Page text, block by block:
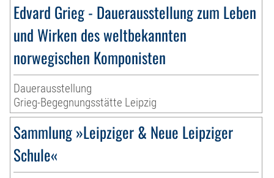
Edvard Grieg - Dauerausstellung zum Leben
und Wirken des weltbekannten
norwegischen Komponisten
Dauerausstellung
Grieg-Begegnungsstätte Leipzig
Sammlung »Leipziger & Neue Leipziger
Schule«